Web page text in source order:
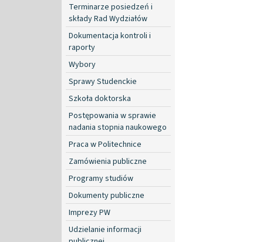
Terminarze posiedzeń i
składy Rad Wydziałów
Dokumentacja kontroli i
raporty
Wybory
Sprawy Studenckie
Szkoła doktorska
Postępowania w sprawie
nadania stopnia naukowego
Praca w Politechnice
Zamówienia publiczne
Programy studiów
Dokumenty publiczne
Imprezy PW
Udzielanie informacji